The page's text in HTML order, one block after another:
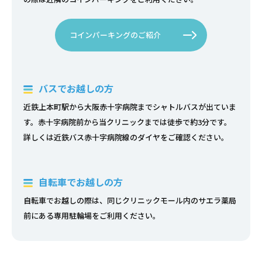
コインパーキングのご紹介
バスでお越しの方
近鉄上本町駅から大阪赤十字病院までシャトルバスが出ていま
す。赤十字病院前から当クリニックまでは徒歩で約3分です。
詳しくは近鉄バス赤十字病院線のダイヤをご確認ください。
自転車でお越しの方
自転車でお越しの際は、同じクリニックモール内のサエラ薬局
前にある専用駐輪場をご利用ください。